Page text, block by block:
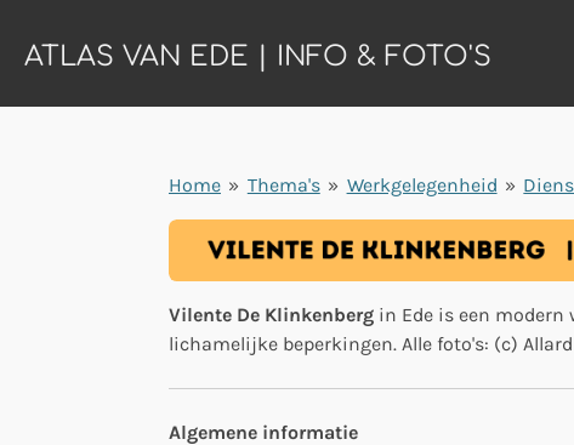
direct
de
ATLAS VAN EDE | INFO & FOTO'S
Home » Thema's » Werkgelegenheid »
Vilente De Klinkenberg in Ede is een
lichamelijke beperkingen. Alle foto's: (c)
Algemene informatie